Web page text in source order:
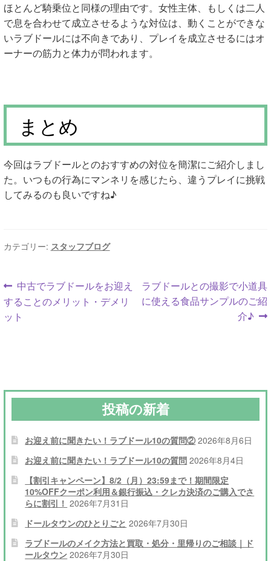
ほとんど騎乗位と同様の理由です。女性主体、もしくは二人
で息を合わせて成立させるような対位は、動くことができな
いラブドールには不向きであり、プレイを成立させるにはオ
ーナーの筋力と体力が問われます。
まとめ
今回はラブドールとのおすすめの対位を簡潔にご紹介しまし
た。いつもの行為にマンネリを感じたら、違うプレイに挑戦
してみるのも良いですね♪
カテゴリー: スタッフブログ
投
稿
ー
シ
ョ
ン
前
の
投
中古でラブドールをお迎え
することのメリット・デメリ
ット
次
の
ラブドールとの撮影で小道具
に使える食品サンプルのご紹
介♪
投稿の新着
お迎え前に聞きたい！ラブドール10の質問② 2026年8月6日
お迎え前に聞きたい！ラブドール10の質問 2026年8月4日
【割引キャンペーン】8/2（月）23:59まで！期間限定
10%OFFクーポン利用＆銀行振込・クレカ決済のご購入でさ
らに割引！ 2026年7月31日
ドールタウンのひとりごと 2026年7月30日
ラブドールのメイク方法と買取・処分・里帰りのご相談｜ド
ールタウン 2026年7月30日